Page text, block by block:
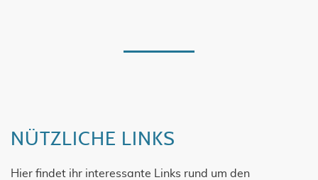
NÜTZLICHE LINKS
Hier findet ihr interessante Links rund um den